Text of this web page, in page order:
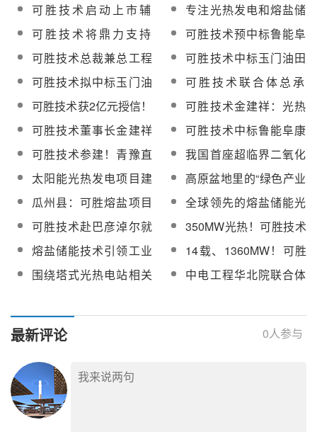
可胜技术启动上市辅
导，深耕塔式光热发电
核心技术
专注光热发电和熔盐储
能，可胜技术荣获“创新
领航奖”
可胜技术将鼎力支持
2024第十一届中国国际
光热大会召开
可胜技术预中标鲁能阜
康10万千瓦光热工程聚
光集热系统设备采购
可胜技术总裁兼总工程
师徐能：光热发电是高
比例新能源电力系统的
理想选择
可胜技术中标玉门油田
2024年采油院熔盐储能
绿色蒸汽技术研究课题
可胜技术拟中标玉门油
田2024年采油院熔盐储
能绿色蒸汽技术研究
可胜技术联合体总承
包！三峡能源青海青豫
直流100MW光热项目全
部定日镜组装下线
可胜技术获2亿元授信！
浙商银行助力光热电站
建设
可胜技术金建祥：光热
发电可持续发展的思考
与展望
可胜技术董事长金建祥
获评首批“浙江省科技型
企业家”
可胜技术中标鲁能阜康
10万干瓦光热工程熔盐
储换热系统设备采购
可胜技术参建！青豫直
流二期10万千瓦光热项
目首套定日镜顺利组装
下线
我国首座超临界二氧化
碳光热发电机组研制成
功
太阳能光热发电项目建
设全过程实施策略（建
设方视角） ​
高原盆地里的“绿色产业
高地”
瓜州县：可胜熔盐项目
手续已进入询价委托阶
段
全球领先的熔盐储能光
热发电解决方案提供商
——可胜技术将亮相第
二届中国长时储能大会
可胜技术赴巴彦淖尔就
熔盐生产、光热发电等
项目合作考察调研
350MW光热！可胜技术
成功中选青海省2024年
光热发电示范（试点）
项目
熔盐储能技术引领工业
领域脱碳【附多场景案
例分析】
14载、1360MW！可胜
技术铸就全球唯一
围绕塔式光热电站相关
宣贯与技术研讨会”顺利
召开
中电工程华北院联合体
和镜场工程EPC总承包
最新评论 0人参与